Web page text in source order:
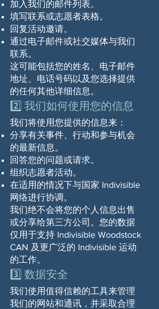
加入我们的邮件列表。
填写联系或志愿者表格。
回复活动邀请。
通过电子邮件或社交媒体与我们
联系。
这可能包括您的姓名、电子邮件
地址、电话号码以及您选择提供
的任何其他详细信息。
2️⃣ 我们如何使用您的信息
我们将使用您提供的信息来：
分享有关事件、行动和参与机会
的最新信息。
回答您的问题或请求。
组织志愿者活动。
在适用的情况下与国家 Indivisible
网络进行协调。
我们绝不会将您的个人信息出售
或分享给第三方公司。您的数据
仅用于支持 Indivisible Woodstock
CAN 及更广泛的 Indivisible 运动
的工作。
3️⃣ 数据安全
我们使用值得信赖的工具来管理
我们的网站和通讯，并采取合理